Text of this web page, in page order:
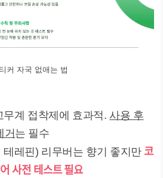
커 자국 없애는 법
계 접착제에 효과적. 사용 후
거 는 필수
레핀) 리무버는 향기 좋지만 코
사전 테스트 필요